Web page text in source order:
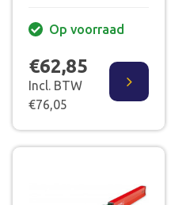
Op voorraad
€62,85
Incl. BTW
€76,05